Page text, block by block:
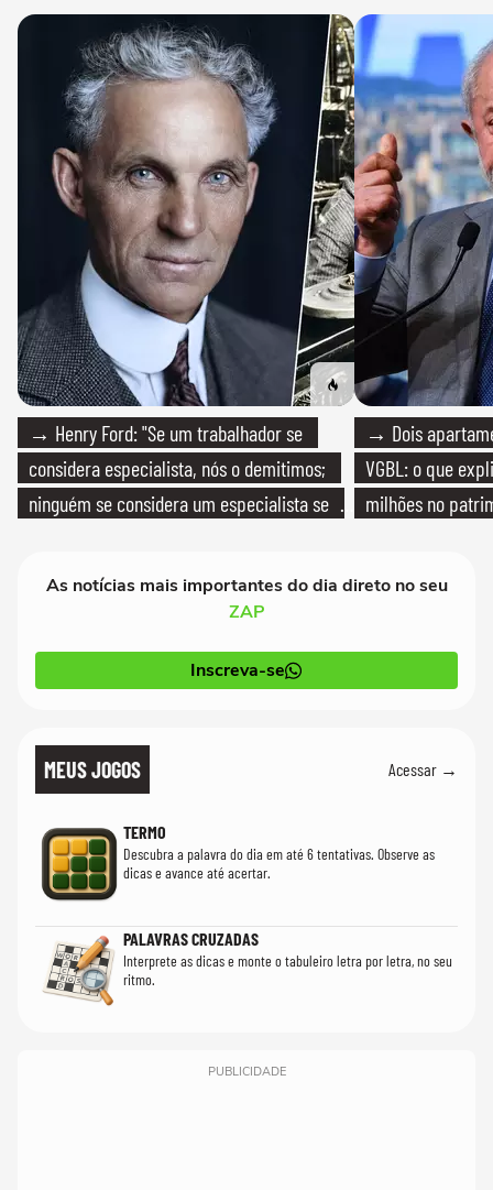
→ Henry Ford: "Se um trabalhador se
considera especialista, nós o demitimos;
ninguém se considera um especialista se
→ Dois
VGBL: o que
milhões no
As notícias mais importantes do dia direto no seu
ZAP
Inscreva-se
MEUS JOGOS Acessar →
TERMO
Descubra a palavra do dia em até 6 tentativas. Observe as
dicas e avance até acertar.
PALAVRAS CRUZADAS
Interprete as dicas e monte o tabuleiro letra por letra, no seu
ritmo.
PUBLICIDADE